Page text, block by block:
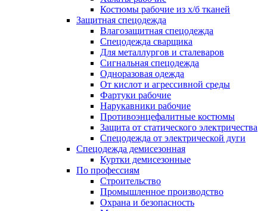
Костюмы рабочие из х/б тканей
Защитная спецодежда
Влагозащитная спецодежда
Спецодежда сварщика
Для металлургов и сталеваров
Сигнальная спецодежда
Одноразовая одежда
От кислот и агрессивной среды
Фартуки рабочие
Нарукавники рабочие
Противоэнцефалитные костюмы
Защита от статического электричества
Спецодежда от электрической дуги
Спецодежда демисезонная
Куртки демисезонные
По профессиям
Строительство
Промышленное производство
Охрана и безопасность